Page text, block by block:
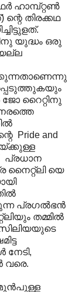
ഹാമ്പ്റ്റൺ
ന്റെ തിരക്കഥ
യുദ്ധം ഒരു
റൈറ്റിനു
Pride and
പ്രധാന
നൈറ്റ്ലി യെ
പ്രഗൽഭൻ
തമ്മിൽ
വരെ.